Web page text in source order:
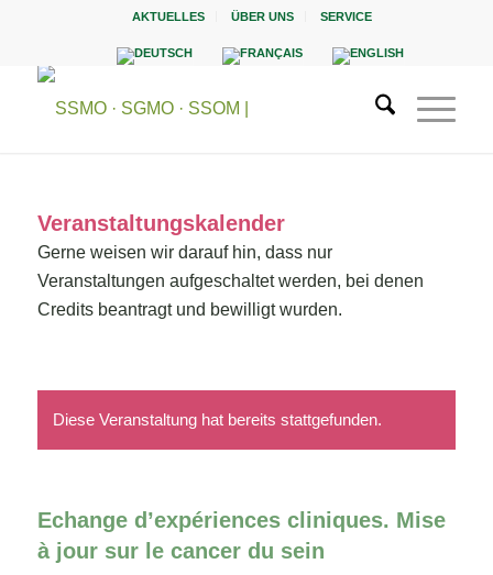
AKTUELLES ÜBER UNS SERVICE
Veranstaltungskalender
Gerne weisen wir darauf hin, dass nur
Veranstaltungen aufgeschaltet werden, bei denen
Credits beantragt und bewilligt wurden.
Diese Veranstaltung hat bereits stattgefunden.
Echange d’expériences cliniques. Mise
à jour sur le cancer du sein